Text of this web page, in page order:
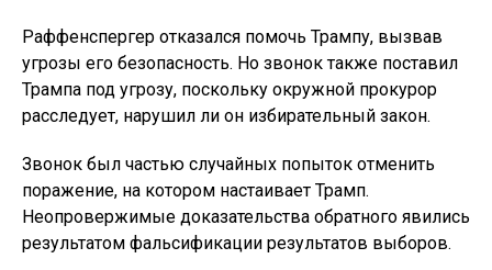
Раффенспергер отказался помочь Трампу, вызвав
угрозы его безопасность. Но звонок также поставил
Трампа под угрозу, поскольку окружной прокурор
расследует, нарушил ли он избирательный закон.
Звонок был частью случайных попыток отменить
поражение, на котором настаивает Трамп.
Неопровержимые доказательства обратного явились
результатом фальсификации результатов выборов.